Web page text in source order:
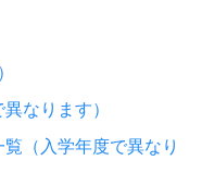
策提言会」の参加グ
名古屋大学工学部 デ
工学部（部局間協定
付奨学金【家計急変
貸与奨学金【緊急採
なります）
（入学年度で異なり